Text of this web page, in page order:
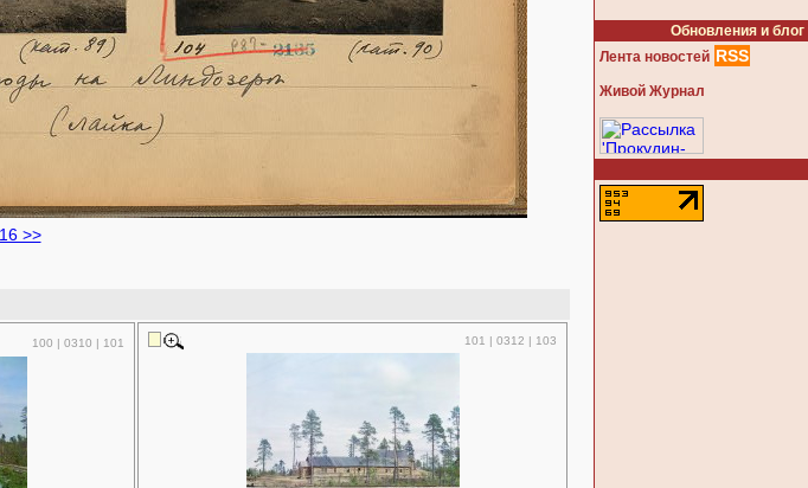
>>
100 | 0310 | 101 101 | 0312 | 103
Обновления и блог
Лента новостей RSS
Живой Журнал